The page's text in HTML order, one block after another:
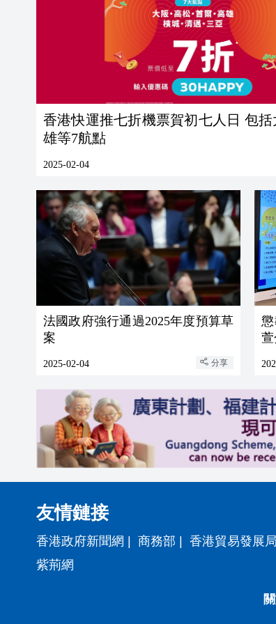
香港快運推七折機票賀初七人日 包
雄等7航點
2025-02-04
法國政府強行通過2025年度預算草
案
2025-02-04 分享
友情鏈接
香港政府新聞網 商務部 香港貿易發展局
紫荊網